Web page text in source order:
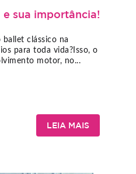
sua importância!
ballet clássico na
para toda vida?Isso, o
motor, no...
LEIA MAIS